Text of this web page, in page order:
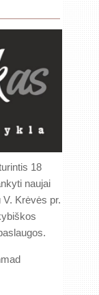
18
naujai
V. Krėvės pr.